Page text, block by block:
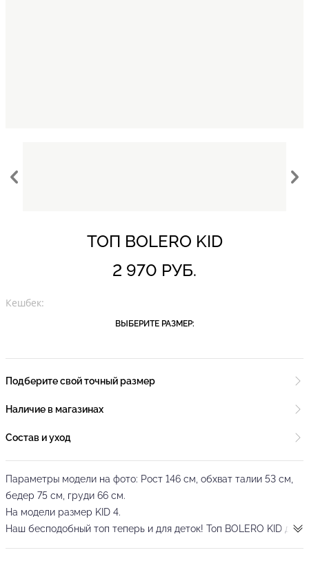
ТОП BOLERO KID
2 970 РУБ.
Кешбек:
ВЫБЕРИТЕ РАЗМЕР:
Подберите свой точный размер
Наличие в магазинах
Состав и уход
Параметры модели на фото: Рост 146 см, обхват талии 53 см,
бедер 75 см, груди 66 см.
На модели размер KID 4.
Наш бесподобный топ теперь и для деток! Топ BOLERO KID для